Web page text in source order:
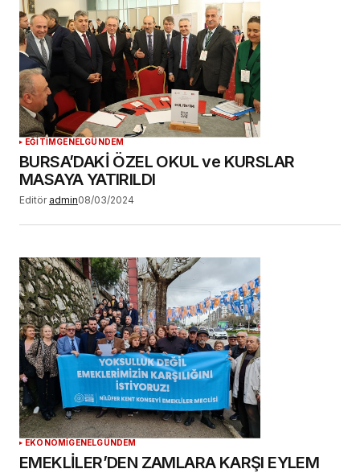
EĞİTİMGENELGÜNDEM
BURSA’DAKİ ÖZEL OKUL ve KURSLAR
MASAYA YATIRILDI
Editör admin08/03/2024
EKONOMİGENELGÜNDEM
EMEKLİLER’DEN ZAMLARA KARŞI EYLEM